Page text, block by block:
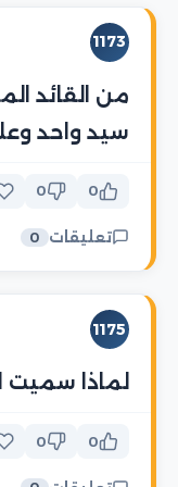
1173
من القائد
سيد واحد
0
0
تعليقات 0
1175
لماذا سميت
0
0